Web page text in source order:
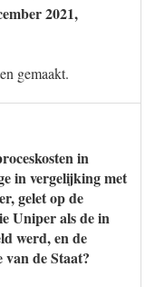
2021,
gemaakt.
in
in vergelijking met
gelet op de
Uniper als de in
werd, en de
de Staat?